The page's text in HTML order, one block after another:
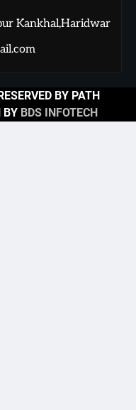
Kankhal,Haridwar
BY PATH
BY BDS INFOTECH